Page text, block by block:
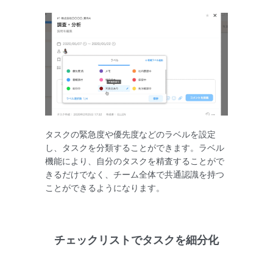
タスクの緊急度や優先度などのラベルを設定
し、タスクを分類することができます。ラベル
機能により、自分のタスクを精査することがで
きるだけでなく、チーム全体で共通認識を持つ
ことができるようになります。
チェックリストでタスクを細分化